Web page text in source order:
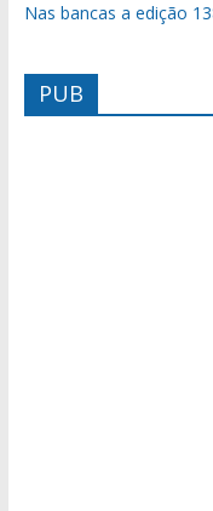
Nas bancas a edição
PUB